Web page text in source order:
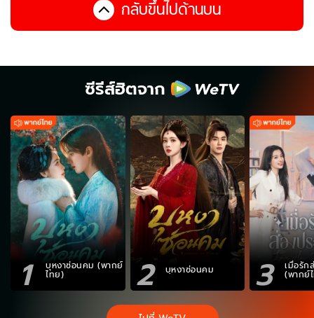
กลับขึ้นไปด้านบน
ซีรีส์ฮิตจาก
1 บุหงาซ่อนคม (พากย์
ไทย) 2 บุหงาซ่อนคม 3 เมื่อรัก
(พากย์